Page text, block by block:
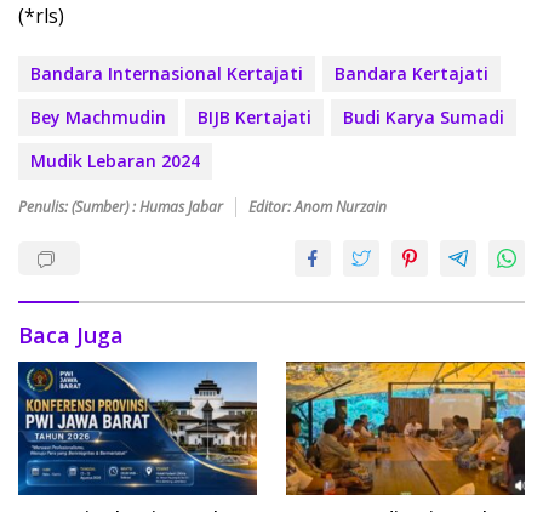
(*rls)
Bandara Internasional Kertajati
Bandara Kertajati
Bey Machmudin
BIJB Kertajati
Budi Karya Sumadi
Mudik Lebaran 2024
Penulis: (Sumber) : Humas Jabar Editor: Anom Nurzain
Baca Juga